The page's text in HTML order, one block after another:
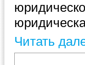
Читать